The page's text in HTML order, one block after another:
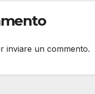
inviare un commento.